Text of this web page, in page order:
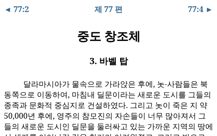
◄ 77:2 제 77 편 77:4 ►
중도 창조체
3. 바벨 탑
달라마시아가 물속으로 가라앉은 후에, 놋-사람들은 북
동쪽으로 이동하여, 마침내 딜문이라는 새로운 도시를 그들의
종족과 문화적 중심지로 건설하였다. 그리고 놋이 죽은 지 약
50,000년 후에, 영주의 참모진의 자손들이 너무 많아져서 그
들의 새로운 도시인 딜문을 둘러싸고 있는 가까운 지역의 땅에